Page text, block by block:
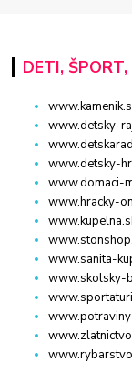
DETI,
www.detsky-
www.detsky-
www.domaci-
www.hracky-
www.sanita-
www.skolsky-